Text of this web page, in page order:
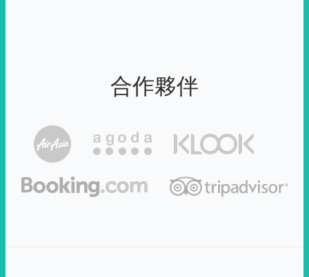
合作夥伴